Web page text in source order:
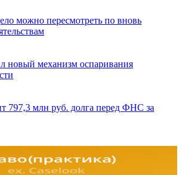
можно пересмотреть по вновь
новый механизм оспаривания
797,3 млн руб. долга перед ФНС за